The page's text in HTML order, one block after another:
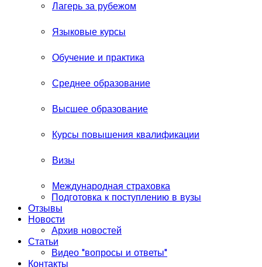
Лагерь за рубежом
Языковые курсы
Обучение и практика
Среднее образование
Высшее образование
Курсы повышения квалификации
Визы
Международная страховка
Подготовка к поступлению в вузы
Отзывы
Новости
Архив новостей
Статьи
Видео "вопросы и ответы"
Контакты